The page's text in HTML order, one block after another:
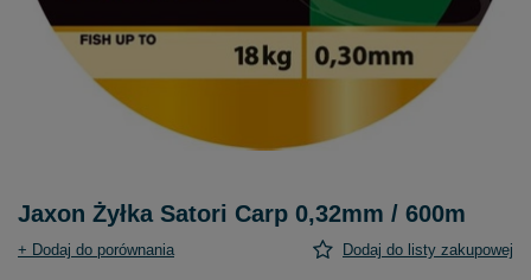
Jaxon Żyłka Satori Carp 0,32mm / 600m
+ Dodaj do porównania Dodaj do listy zakupowej